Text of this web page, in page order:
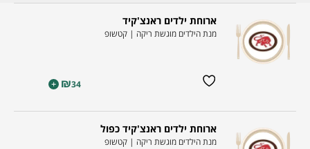
ארוחת ילדים ראנצ'קיד
מנת הילדים מוגשת ריקה | קטשופ
₪34
+
ארוחת ילדים ראנצ'קיד כפול
מנת הילדים מוגשת ריקה | קטשופ